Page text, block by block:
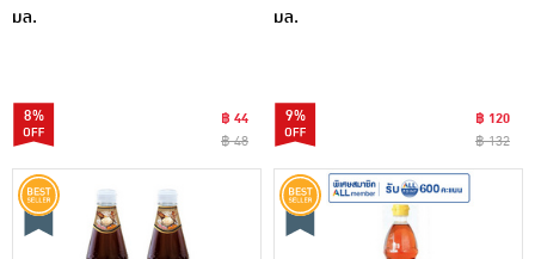
มล.
8%
฿ 44
฿ 48
มล.
9%
฿ 120
฿ 132